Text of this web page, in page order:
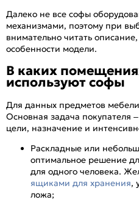
Далеко не все софы
механизмами, поэтому при
внимательно читать
особенности модели.
В каких
используют софы
Для данных предметов
Основная задача покупателя
цели, назначение и
Раскладные или
оптимальное решение
для одного человека.
ящиками для хранения,
ложа;